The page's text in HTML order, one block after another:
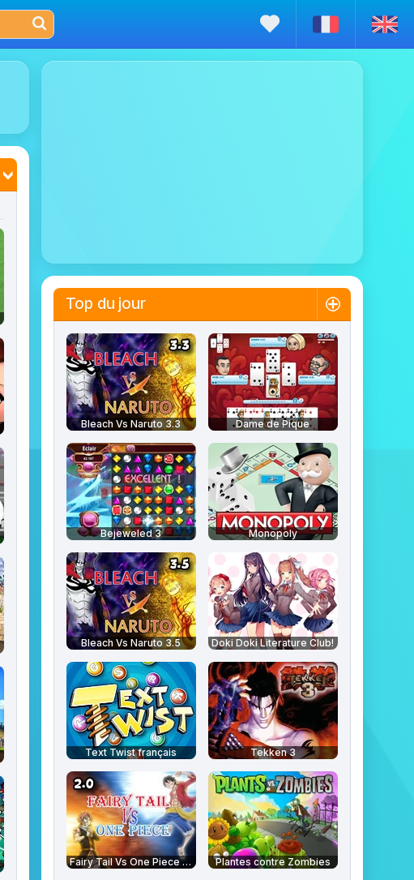
Top du jour
Bleach Vs Naruto 3.3 Dame de Pique
Bejeweled 3 Monopoly
Bleach Vs Naruto 3.5 Doki Doki Literature Club!
Text Twist français Tekken 3
Fairy Tail Vs One Piece 2.0 Plantes contre Zombies